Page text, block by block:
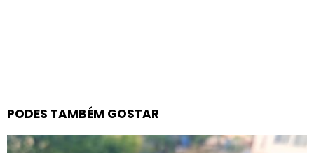
PODES TAMBÉM GOSTAR